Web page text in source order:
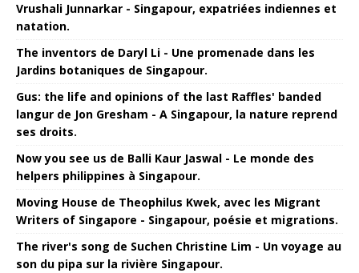
Vrushali Junnarkar - Singapour, expatriées indiennes et
natation.
The inventors de Daryl Li - Une promenade dans les
Jardins botaniques de Singapour.
Gus: the life and opinions of the last Raffles' banded
langur de Jon Gresham - A Singapour, la nature reprend
ses droits.
Now you see us de Balli Kaur Jaswal - Le monde des
helpers philippines à Singapour.
Moving House de Theophilus Kwek, avec les Migrant
Writers of Singapore - Singapour, poésie et migrations.
The river's song de Suchen Christine Lim - Un voyage au
son du pipa sur la rivière Singapour.